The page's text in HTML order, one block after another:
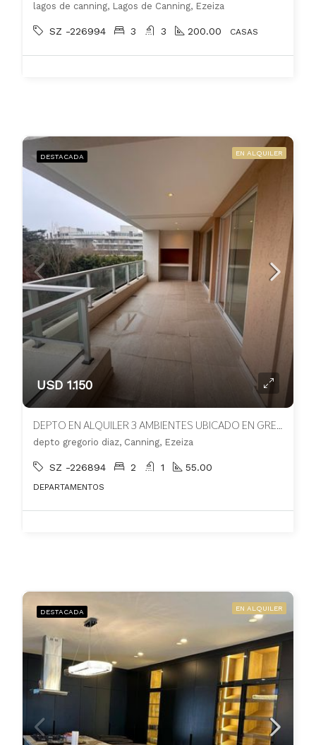
lagos de canning, Lagos de Canning, Ezeiza
SZ -226994 3 3 200.00 CASAS
DESTACADA EN ALQUILER
USD 1.150
DEPTO EN ALQUILER 3 AMBIENTES UBICADO EN GREGORIO DIAZ, CANNING
depto gregorio diaz, Canning, Ezeiza
SZ -226894 2 1 55.00
DEPARTAMENTOS
DESTACADA EN ALQUILER